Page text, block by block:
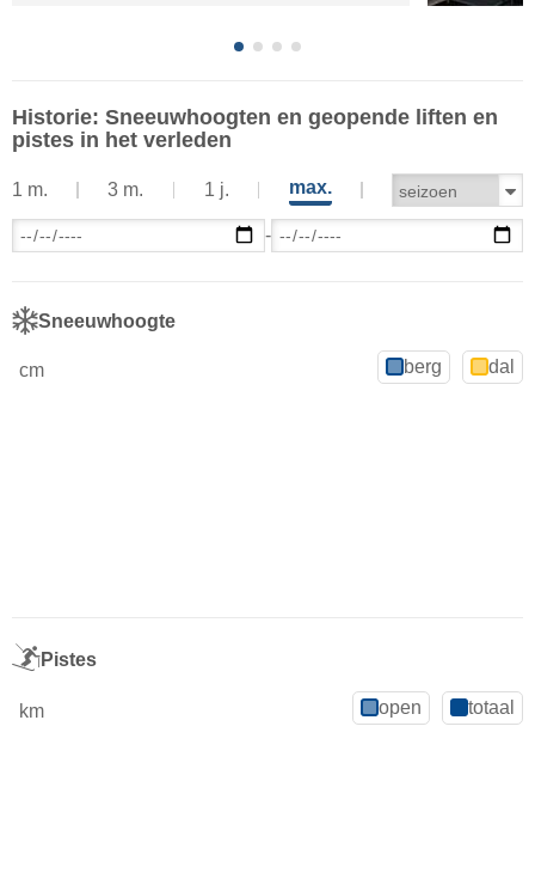
Historie: Sneeuwhoogten en geopende liften en
pistes in het verleden
1 m. 3 m. 1 j. max.
-
Sneeuwhoogte
cm berg dal
Pistes
km open totaal